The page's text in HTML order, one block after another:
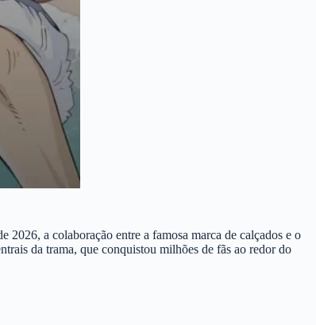
a colaboração entre a famosa marca de calçados e o
da trama, que conquistou milhões de fãs ao redor do